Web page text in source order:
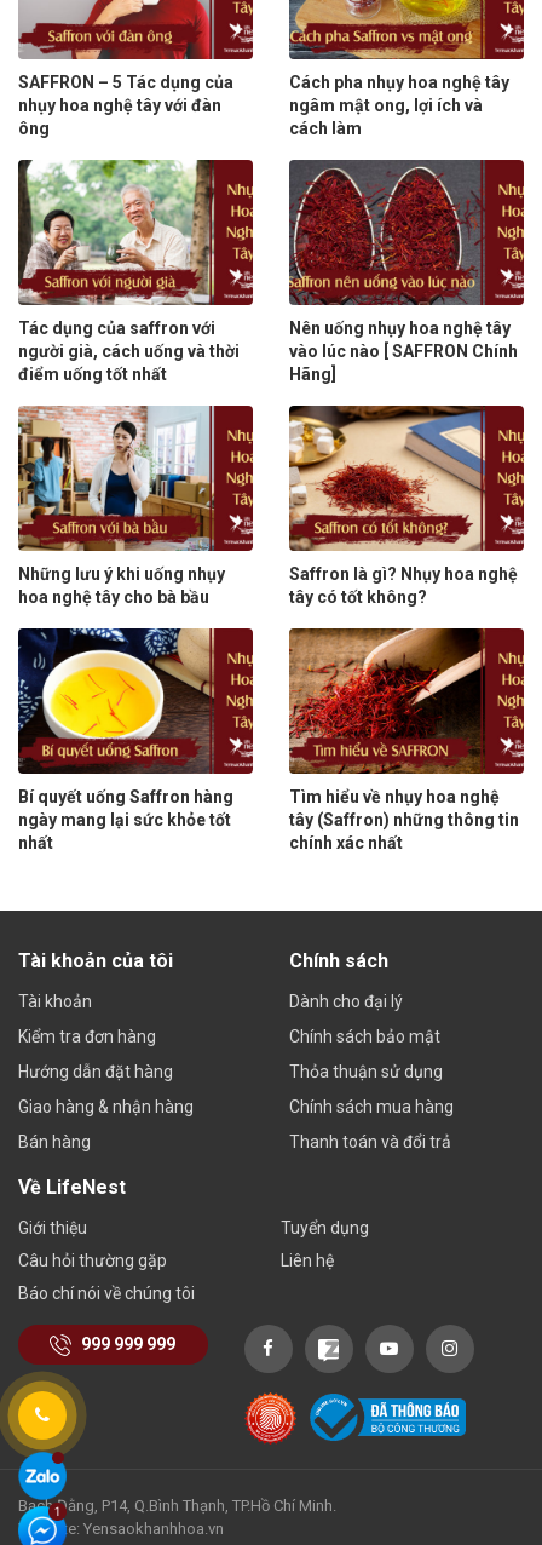
SAFFRON – 5 Tác dụng của
nhụy hoa nghệ tây với đàn
ông
Cách pha nhụy hoa nghệ tây
ngâm mật ong, lợi ích và
cách làm
Tác dụng của saffron với
người già, cách uống và thời
điểm uống tốt nhất
Nên uống nhụy hoa nghệ tây
vào lúc nào [ SAFFRON Chính
Hãng]
Những lưu ý khi uống nhụy
hoa nghệ tây cho bà bầu
Saffron là gì? Nhụy hoa nghệ
tây có tốt không?
Bí quyết uống Saffron hàng
ngày mang lại sức khỏe tốt
nhất
Tìm hiểu về nhụy hoa nghệ
tây (Saffron) những thông tin
chính xác nhất
Tài khoản của tôi
Tài khoản
Kiểm tra đơn hàng
Hướng dẫn đặt hàng
Giao hàng & nhận hàng
Bán hàng
Chính sách
Dành cho đại lý
Chính sách bảo mật
Thỏa thuận sử dụng
Chính sách mua hàng
Thanh toán và đổi trả
Về LifeNest
Giới thiệu
Câu hỏi thường gặp
Báo chí nói về chúng tôi
Tuyển dụng
Liên hệ
999 999 999
Bạch Đằng, P14, Q.Bình Thạnh, TP.Hồ Chí Minh.
Website: Yensaokhanhhoa.vn